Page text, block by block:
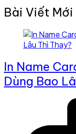
Bài Viết Mới
In Name
Dùng Bao